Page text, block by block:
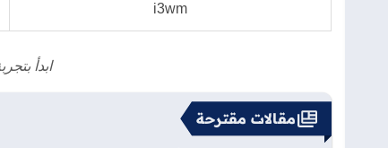
i3wm
ابدأ
مقالات مقترحة